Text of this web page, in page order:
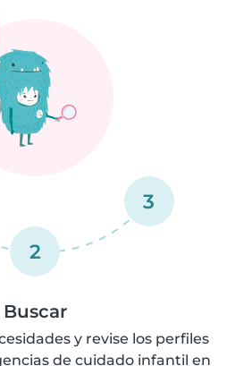
2
3
Buscar
y revise los perfiles
de cuidado infantil en